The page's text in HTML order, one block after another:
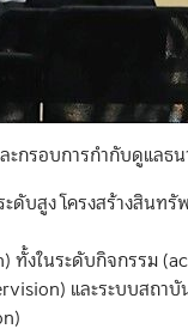
ะกรอบการกำกับดูแ
บสูง โครงสร้างสิน
งในระดับกิจกรรม
และระบบสถา